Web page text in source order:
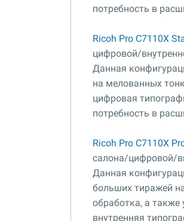
потребность в
Ricoh Pro C7110X
цифровой/
Данная
на мелованных
цифровая
потребность в
Ricoh Pro C7110X
салона/цифровой/
Данная
больших тиражей
обработка, а также
внутренняя